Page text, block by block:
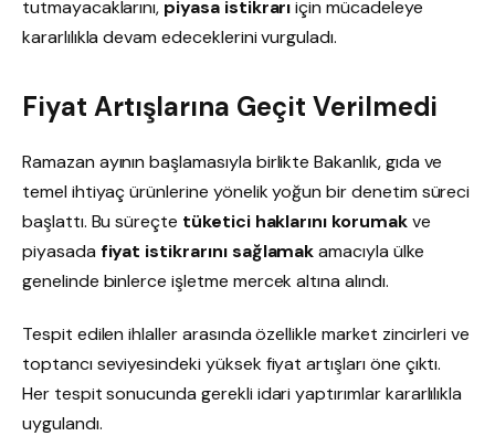
tutmayacaklarını, piyasa istikrarıiçin mücadeleye
kararlılıkla devam edeceklerini vurguladı.
Fiyat Artışlarına Geçit Verilmedi
Ramazan ayının başlamasıyla birlikte Bakanlık, gıda ve
temel ihtiyaç ürünlerine yönelik yoğun bir denetim süreci
başlattı. Bu süreçte tüketici haklarını korumakve
piyasada fiyat istikrarını sağlamakamacıyla ülke
genelinde binlerce işletme mercek altına alındı.
Tespit edilen ihlaller arasında özellikle market zincirleri ve
toptancı seviyesindeki yüksek fiyat artışları öne çıktı.
Her tespit sonucunda gerekli idari yaptırımlar kararlılıkla
uygulandı.